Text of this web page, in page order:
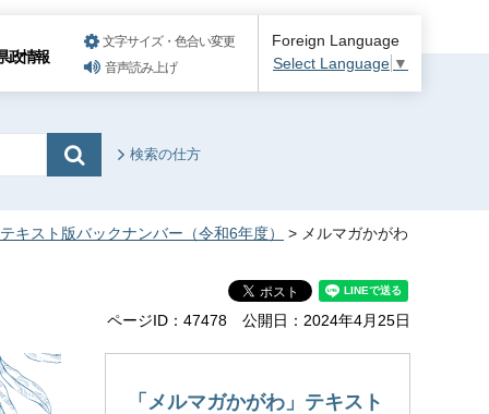
政情報
文字サイズ・色合い変更
音声読み上げ
Foreign Language
Select Language ▼
検索の仕方
キスト版バックナンバー（令和6年度） > メルマガかがわ
ページID：47478 公開日：2024年4月25日
「メルマガかがわ」テキスト